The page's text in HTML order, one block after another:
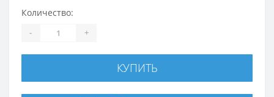
Количество:
- +
КУПИТЬ